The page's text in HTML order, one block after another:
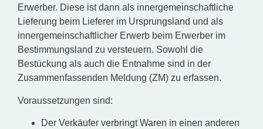
Erwerber. Diese ist dann als innergemeinschaftliche
Lieferung beim Lieferer im Ursprungsland und als
innergemeinschaftlicher Erwerb beim Erwerber im
Bestimmungsland zu versteuern. Sowohl die
Bestückung als auch die Entnahme sind in der
Zusammenfassenden Meldung (ZM) zu erfassen.
Voraussetzungen sind:
Der Verkäufer verbringt Waren in einen anderen